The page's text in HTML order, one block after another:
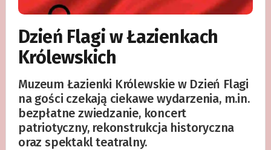
Dzień Flagi w Łazienkach
Królewskich
Muzeum Łazienki Królewskie w Dzień Flagi
na gości czekają ciekawe wydarzenia, m.in.
bezpłatne zwiedzanie, koncert
patriotyczny, rekonstrukcja historyczna
oraz spektakl teatralny.